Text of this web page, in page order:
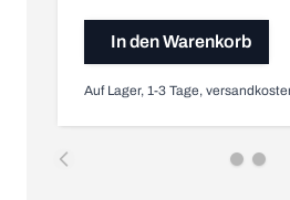
In den Warenkorb
Auf Lager, 1-3 Tage,